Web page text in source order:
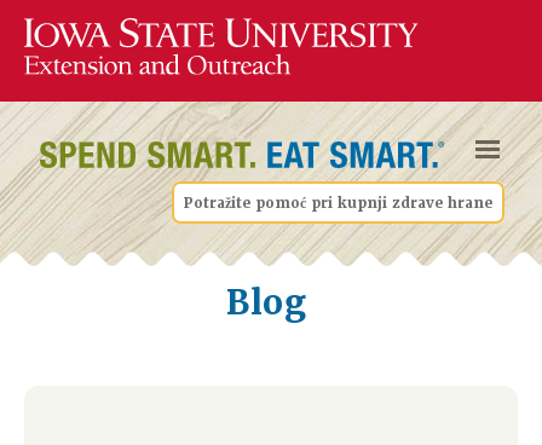
Potražite pomoć pri kupnji zdrave hrane
Blog